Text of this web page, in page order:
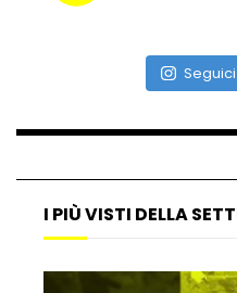
male
perde il
I PIÙ VISTI DELLA